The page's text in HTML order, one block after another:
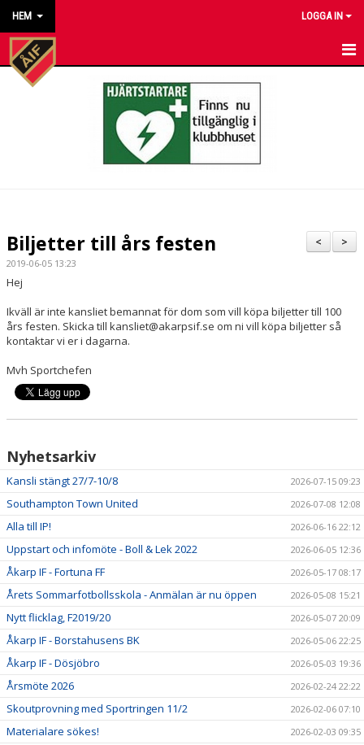
HEM LOGGA IN
HEM
KONTAKT ÅKARP IF
OM FÖRENINGEN
DOKUMENT
BESTÄLL VÅRA KLUBBKLÄDER
>
<
Biljetter till års festen
2019-06-05 13:23
Hej
Ikväll är inte kansliet bemannat för dom som vill köpa biljetter till 100
års festen. Skicka till kansliet@akarpsif.se om ni vill köpa biljetter så
kontaktar vi er i dagarna.
Mvh Sportchefen
Nyhetsarkiv
Kansli stängt 27/7-10/8 2026-07-15 09:23
Southampton Town United 2026-07-08 12:08
Alla till IP! 2026-06-16 22:12
Uppstart och infomöte - Boll & Lek 2022 2026-06-05 12:36
Åkarp IF - Fortuna FF 2026-05-17 08:17
Årets Sommarfotbollsskola - Anmälan är nu öppen 2026-05-08 15:21
Nytt flicklag, F2019/20 2026-05-07 20:09
Åkarp IF - Borstahusens BK 2026-05-06 22:25
Åkarp IF - Dösjöbro 2026-05-03 19:36
Årsmöte 2026 2026-02-24 22:22
Skoutprovning med Sportringen 11/2 2026-02-06 07:10
Materialare sökes! 2026-02-03 09:35